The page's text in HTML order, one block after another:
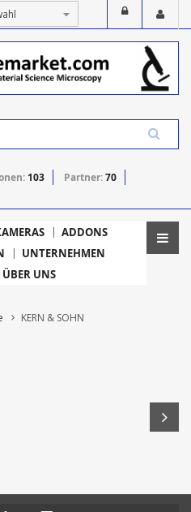
103 Partner:70
ADDONS
UNTERNEHMEN
ÜBER UNS
KERN & SOHN